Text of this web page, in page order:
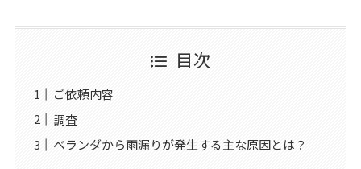
目次
ご依頼内容
調査
ベランダから雨漏りが発生する主な原因とは？